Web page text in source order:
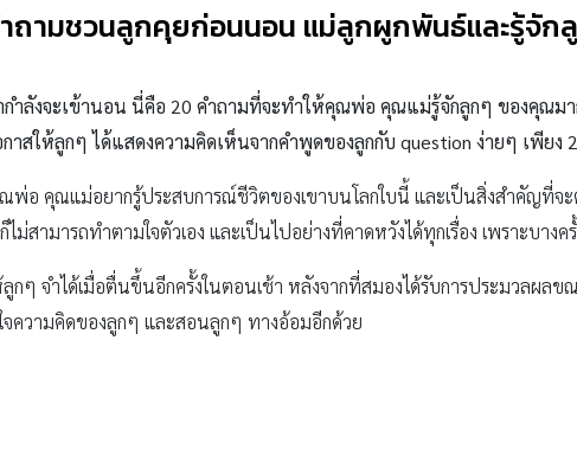
ถามชวนลูกคุยก่อนนอน แม่ลูกผูกพันธ์และรู้จัก
ำลังจะเข้านอน นี่คือ 20 คำถามที่จะทำให้คุณพ่อ คุณแม่รู้จักลูกๆ ของคุณม
สให้ลูกๆ ได้แสดงความคิดเห็นจากคำพูดของลูกกับ question ง่ายๆ เพียง
อ คุณแม่อยากรู้ประสบการณ์ชีวิตของเขาบนโลกใบนี้ และเป็นสิ่งสำคัญที่จะ
ม่สามารถทำตามใจตัวเอง และเป็นไปอย่างที่คาดหวังได้ทุกเรื่อง เพราะบางค
กๆ จำได้เมื่อตื่นขึ้นอีกครั้งในตอนเช้า หลังจากที่สมองได้รับการประมวลผ
จความคิดของลูกๆ และสอนลูกๆ ทางอ้อมอีกด้วย